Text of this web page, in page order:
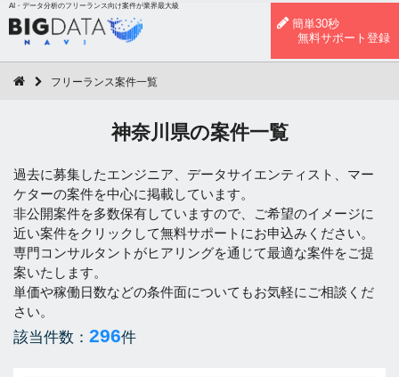
AI・データ分析のフリーランス向け案件が業界最大級
簡単30秒
無料サポート登録
フリーランス案件一覧
神奈川県の案件一覧
過去に募集したエンジニア、データサイエンティスト、マー
ケターの案件を中心に掲載しています。
非公開案件を多数保有していますので、ご希望のイメージに
近い案件をクリックして無料サポートにお申込みください。
専門コンサルタントがヒアリングを通じて最適な案件をご提
案いたします。
単価や稼働日数などの条件面についてもお気軽にご相談くだ
さい。
該当件数： 296件